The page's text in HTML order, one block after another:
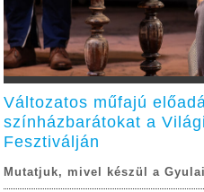
Változatos műfajú
színházbarátokat a
Fesztiválján
Mutatjuk, mivel készül a